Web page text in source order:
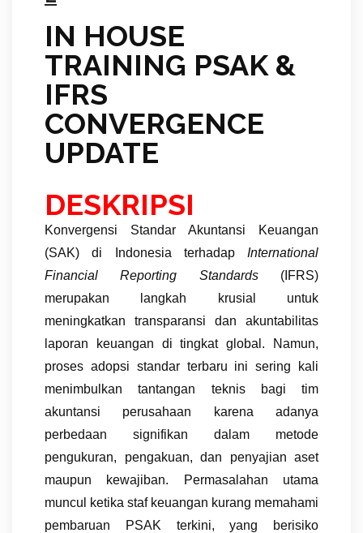
IN HOUSE
TRAINING PSAK &
IFRS
CONVERGENCE
UPDATE
DESKRIPSI
Konvergensi Standar Akuntansi Keuangan
(SAK) di Indonesia terhadap International
Financial Reporting Standards(IFRS)
merupakan langkah krusial untuk
meningkatkan transparansi dan akuntabilitas
laporan keuangan di tingkat global. Namun,
proses adopsi standar terbaru ini sering kali
menimbulkan tantangan teknis bagi tim
akuntansi perusahaan karena adanya
perbedaan signifikan dalam metode
pengukuran, pengakuan, dan penyajian aset
maupun kewajiban. Permasalahan utama
muncul ketika staf keuangan kurang memahami
pembaruan PSAK terkini, yang berisiko